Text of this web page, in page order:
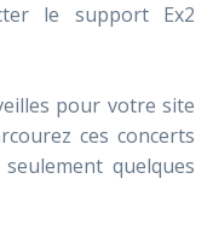
le support Ex2
pour votre site
ces concerts
quelques